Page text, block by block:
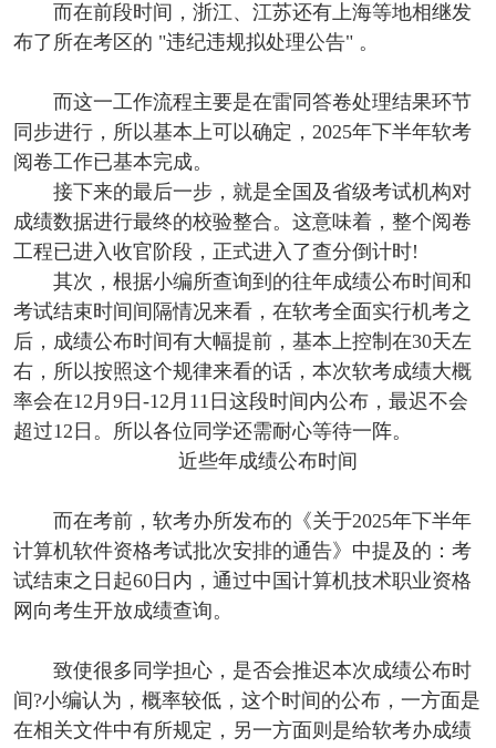
而在前段时间，浙江、江苏还有上海等地相继发
布了所在考区的 "违纪违规拟处理公告" 。
而这一工作流程主要是在雷同答卷处理结果环节
同步进行，所以基本上可以确定，2025年下半年软考
阅卷工作已基本完成。
接下来的最后一步，就是全国及省级考试机构对
成绩数据进行最终的校验整合。这意味着，整个阅卷
工程已进入收官阶段，正式进入了查分倒计时!
其次，根据小编所查询到的往年成绩公布时间和
考试结束时间间隔情况来看，在软考全面实行机考之
后，成绩公布时间有大幅提前，基本上控制在30天左
右，所以按照这个规律来看的话，本次软考成绩大概
率会在12月9日-12月11日这段时间内公布，最迟不会
超过12日。所以各位同学还需耐心等待一阵。
近些年成绩公布时间
而在考前，软考办所发布的《关于2025年下半年
计算机软件资格考试批次安排的通告》中提及的：考
试结束之日起60日内，通过中国计算机技术职业资格
网向考生开放成绩查询。
致使很多同学担心，是否会推迟本次成绩公布时
间?小编认为，概率较低，这个时间的公布，一方面是
在相关文件中有所规定，另一方面则是给软考办成绩